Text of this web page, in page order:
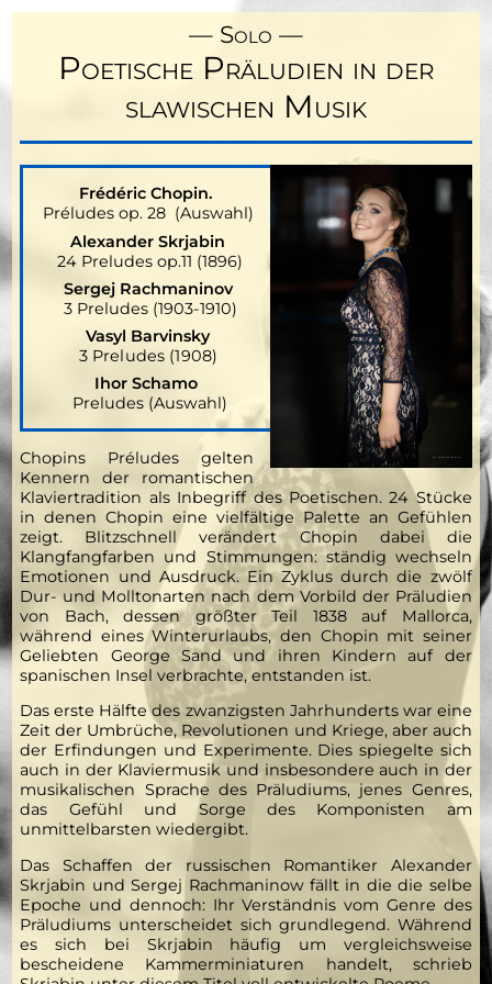
Solo
Poetische Präludien in der
slawischen Musik
Frédéric Chopin.
Préludes op. 28 (Auswahl)
Alexander Skrjabin
24 Preludes op.11 (1896)
Sergej Rachmaninov
3 Preludes (1903-1910)
Vasyl Barvinsky
3 Preludes (1908)
Ihor Schamo
Preludes (Auswahl)
Chopins Préludes gelten
Kennern der romantischen
Klaviertradition als Inbegriff des Poetischen. 24 Stücke
in denen Chopin eine vielfältige Palette an Gefühlen
zeigt. Blitzschnell verändert Chopin dabei die
Klangfangfarben und Stimmungen: ständig wechseln
Emotionen und Ausdruck. Ein Zyklus durch die zwölf
Dur- und Molltonarten nach dem Vorbild der Präludien
von Bach, dessen größter Teil 1838 auf Mallorca,
während eines Winterurlaubs, den Chopin mit seiner
Geliebten George Sand und ihren Kindern auf der
spanischen Insel verbrachte, entstanden ist.
Das erste Hälfte des zwanzigsten Jahrhunderts war eine
Zeit der Umbrüche, Revolutionen und Kriege, aber auch
der Er­findungen und Experimente. Dies spiegelte sich
auch in der Klaviermusik und insbesondere auch in der
musikalischen Sprache des Präludiums, jenes Genres,
das Gefühl und Sorge des Komponisten am
unmittelbarsten wiedergibt.
Das Schaffen der russischen Romantiker Alexander
Skrjabin und Sergej Rachmaninow fällt in die die selbe
Epoche und dennoch: Ihr Verständnis vom Genre des
Präludiums un­terscheidet sich grundlegend. Während
es sich bei Skrjabin häufig um vergleichsweise
bescheidene Kammerminiaturen handelt, schrieb